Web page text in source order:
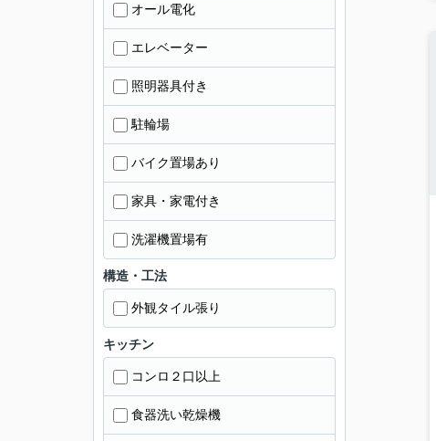
オール電化
エレベーター
照明器具付き
駐輪場
バイク置場あり
家具・家電付き
洗濯機置場有
構造・工法
外観タイル張り
キッチン
コンロ２口以上
食器洗い乾燥機